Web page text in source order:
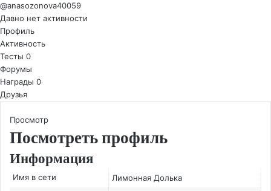
@anasozonova40059
Давно нет активности
Профиль
Активность
Тесты 0
Форумы
Награды 0
Друзья
Просмотр
Посмотреть профиль
Информация
Имя в сети
Лимонная Долька